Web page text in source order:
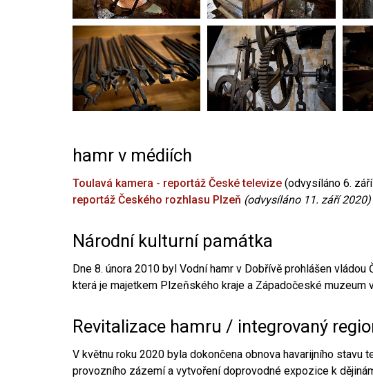
hamr v médiích
Toulavá kamera - reportáž České televize (odvysíláno 6.
reportáž Českého rozhlasu Plzeň (odvysíláno 11. září 2020)
Národní kulturní památka
Dne 8. února 2010 byl Vodní hamr v Dobřívě prohlášen
která je majetkem Plzeňského kraje a Západočeské muzeum
Revitalizace hamru / integrovaný
V květnu roku 2020 byla dokončena obnova havarijního stavu
provozního zázemí a vytvoření doprovodné expozice k